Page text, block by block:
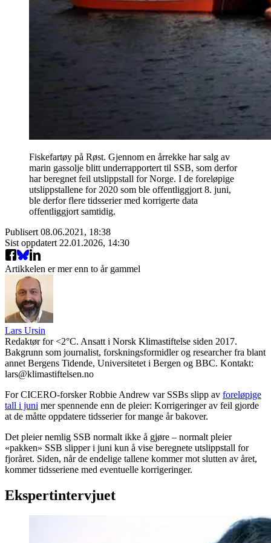
Fiskefartøy på Røst. Gjennom en årrekke har salg av
marin gassolje blitt underrapportert til SSB, som derfor
har beregnet feil utslippstall for Norge. I de foreløpige
utslippstallene for 2020 som ble offentliggjort 8. juni,
ble derfor flere tidsserier med korrigerte data
offentliggjort samtidig.
Publisert 08.06.2021, 18:38
Sist oppdatert 22.01.2026, 14:30
Artikkelen er mer enn to år gammel
Lars Ursin
Redaktør for <2°C. Ansatt i Norsk Klimastiftelse siden 2017.
Bakgrunn som journalist, forskningsformidler og researcher fra blant
annet Bergens Tidende, Universitetet i Bergen og BBC. Kontakt:
lars@klimastiftelsen.no
For CICERO-forsker Robbie Andrew var SSBs slipp av foreløpige
tall i juni mer spennende enn de pleier: Korrigeringer av feil gjorde
at de måtte oppdatere tidsserier for mange år bakover.
Det pleier nemlig SSB normalt ikke å gjøre – normalt pleier
«pakken» SSB slipper i juni kun å vise beregnete utslippstall for
fjoråret. Siden, når de endelige tallene kommer mot slutten av året,
kommer tidsseriene med eventuelle korrigeringer.
Ekspertintervjuet